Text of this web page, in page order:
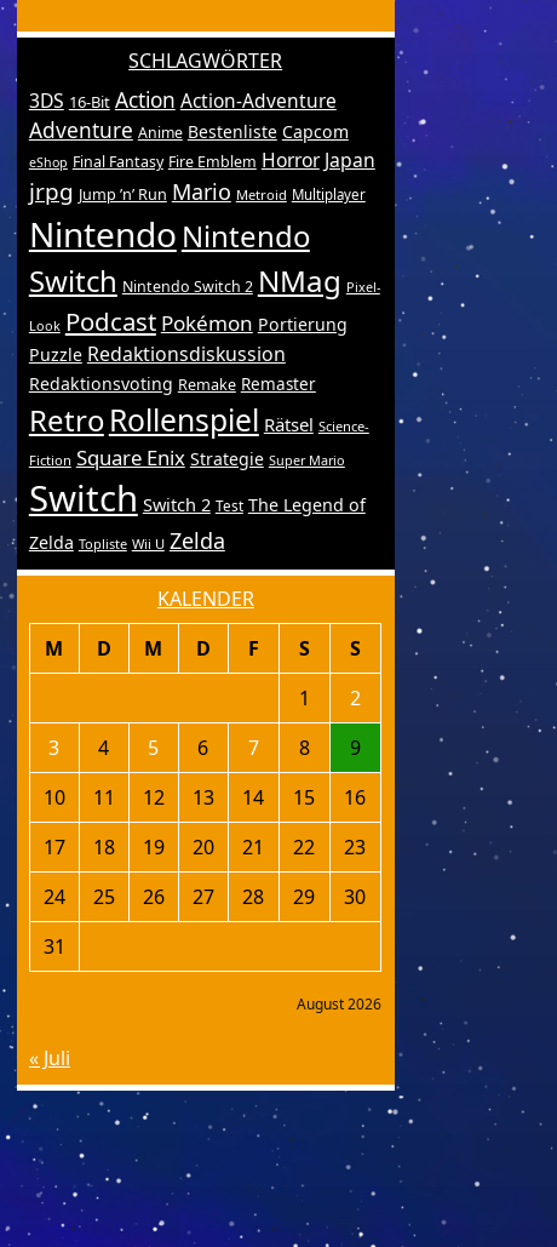
SCHLAGWÖRTER
3DS 16-Bit Action Action-Adventure
Adventure Anime Bestenliste Capcom
eShop Final Fantasy Fire Emblem Horror Japan
jrpg Jump ’n’ Run Mario Metroid Multiplayer
Nintendo Nintendo
Switch Nintendo Switch 2 NMag Pixel-
Look Podcast Pokémon Portierung
Puzzle Redaktionsdiskussion
Redaktionsvoting Remake Remaster
RetroRollenspiel Rätsel Science-
Fiction Square Enix Strategie Super Mario
Switch Switch 2 Test The Legend of
Zelda Topliste Wii U Zelda
KALENDER
August 2026
M D M D F S
S
1
2
3
4 5 6 7 8
9
10
11 12 13 14 15
16
17
18 19 20 21 22
23
24
25 26 27 28 29
30
31
« Juli